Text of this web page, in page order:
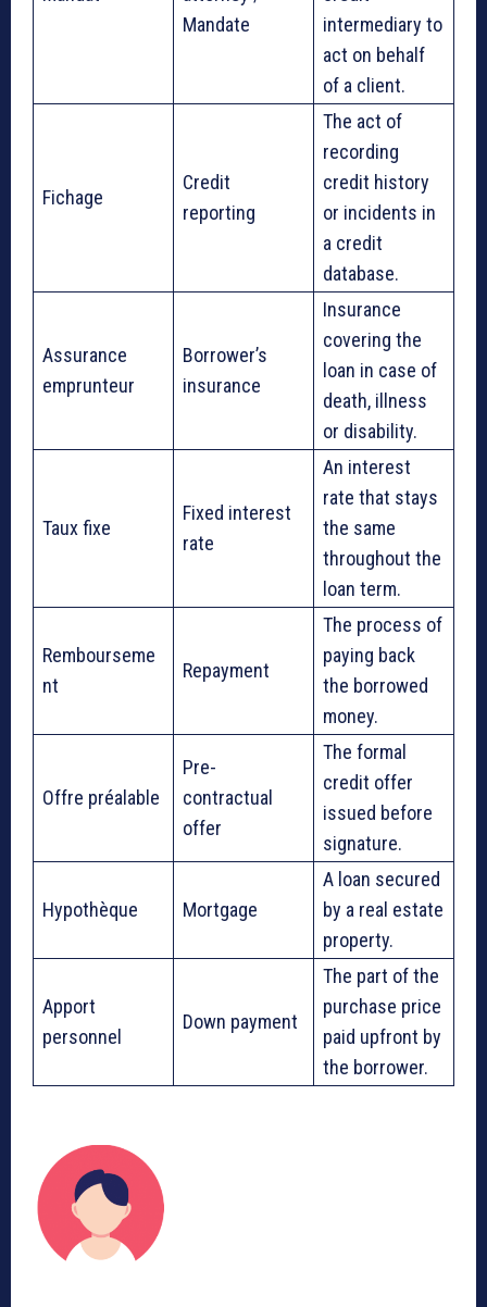
Mandate
intermediary to
act on behalf
of a client.
Fichage
Credit
reporting
The act of
recording
credit history
or incidents in
a credit
database.
Assurance
emprunteur
Borrower’s
insurance
Insurance
covering the
loan in case of
death, illness
or disability.
Taux fixe
Fixed interest
rate
An interest
rate that stays
the same
throughout the
loan term.
Rembourseme
nt
Repayment
The process of
paying back
the borrowed
money.
Offre préalable
Pre-
contractual
offer
The formal
credit offer
issued before
signature.
Hypothèque Mortgage
A loan secured
by a real estate
property.
Apport
personnel
Down payment
The part of the
purchase price
paid upfront by
the borrower.